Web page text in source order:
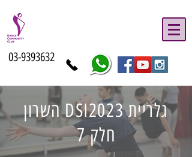
03-9393632
גלריית DSI2023 השרון
חלק 7